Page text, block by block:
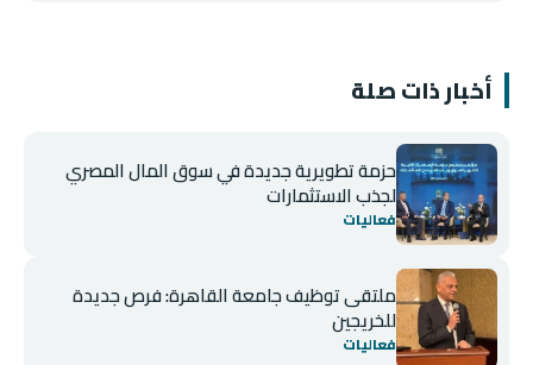
أخبار ذات صلة
حزمة تطويرية جديدة في سوق المال المصري
لجذب الاستثمارات
فعاليات
ملتقى توظيف جامعة القاهرة: فرص جديدة
للخريجين
فعاليات